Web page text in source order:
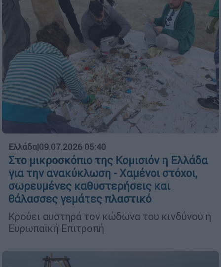
Ελλάδα|09.07.2026 05:40
Στο μικροσκόπιο της Κομισιόν η Ελλάδα
για την ανακύκλωση - Χαμένοι στόχοι,
σωρευμένες καθυστερήσεις και
θάλασσες γεμάτες πλαστικό
Κρούει αυστηρά τον κώδωνα του κινδύνου η
Ευρωπαϊκή Επιτροπή